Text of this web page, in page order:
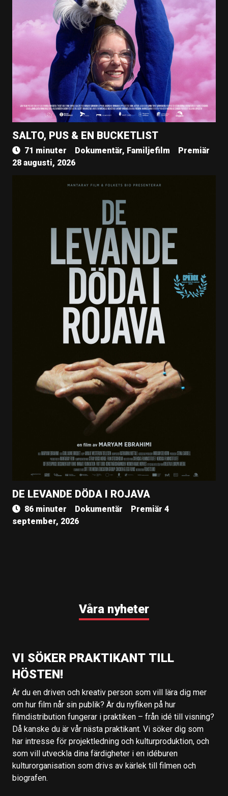
SALTO, PUS & EN BUCKETLIST
71 minuter Dokumentär, Familjefilm
Premiär
28 augusti, 2026
DE LEVANDE DÖDA I ROJAVA
86 minuter Dokumentär
Premiär 4
september, 2026
Våra nyheter
VI SÖKER PRAKTIKANT TILL
HÖSTEN!
Är du en driven och kreativ person som vill lära dig mer
om hur film når sin publik? Är du nyfiken på hur
filmdistribution fungerar i praktiken – från idé till visning?
Då kanske du är vår nästa praktikant. Vi söker dig som
har intresse för projektledning och kulturproduktion, och
som vill utveckla dina färdigheter i en idéburen
kulturorganisation som drivs av kärlek till filmen och
biografen.